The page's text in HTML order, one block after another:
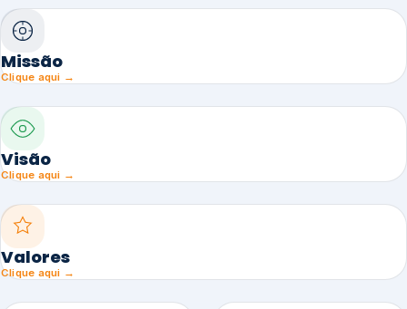
Missão
Clique aqui →
Visão
Clique aqui →
Valores
Clique aqui →